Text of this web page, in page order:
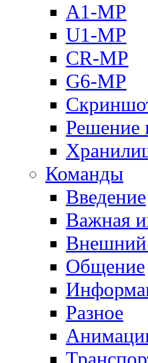
A1-MP
U1-MP
CR-MP
G6-MP
Решение
Команды
Введение
Важная
Внешний
Общение
Разное